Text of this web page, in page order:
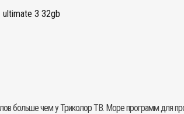
ultimate 3 32gb
больше чем у Триколор ТВ. Море программ для